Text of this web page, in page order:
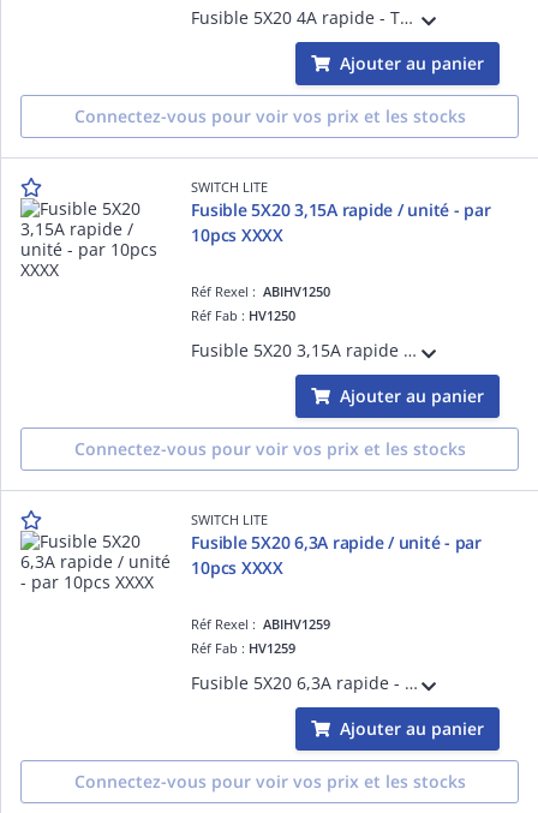
Fusible 5X20 4A rapide - Tarifé à l'unité, vendu par colisage 10pcs
Ajouter au panier
Connectez-vous pour voir vos prix et les stocks
SWITCH LITE
Fusible 5X20 3,15A rapide / unité - par
10pcs XXXX
Réf Rexel :ABIHV1250
Réf Fab : HV1250
Fusible 5X20 3,15A rapide - Tarifé à l'unité, vendu par colisage 10pcs
Ajouter au panier
Connectez-vous pour voir vos prix et les stocks
SWITCH LITE
Fusible 5X20 6,3A rapide / unité - par
10pcs XXXX
Réf Rexel :ABIHV1259
Réf Fab : HV1259
Fusible 5X20 6,3A rapide - Tarifé à l'unité, vendu par colisage 10pcs
Ajouter au panier
Connectez-vous pour voir vos prix et les stocks